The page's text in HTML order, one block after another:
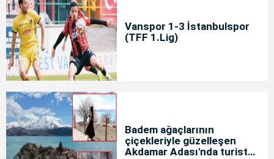
Vanspor 1-3 İstanbulspor
(TFF 1.Lig)
Badem ağaçlarının
çiçekleriyle güzelleşen
Akdamar Adası'nda turist